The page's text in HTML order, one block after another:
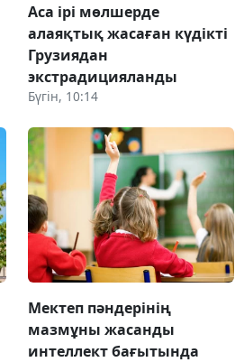
Аса ірі мөлшерде
алаяқтық жасаған күдікті
Грузиядан
экстрадицияланды
Бүгін, 10:14
Мектеп пәндерінің
мазмұны жасанды
интеллект бағытында